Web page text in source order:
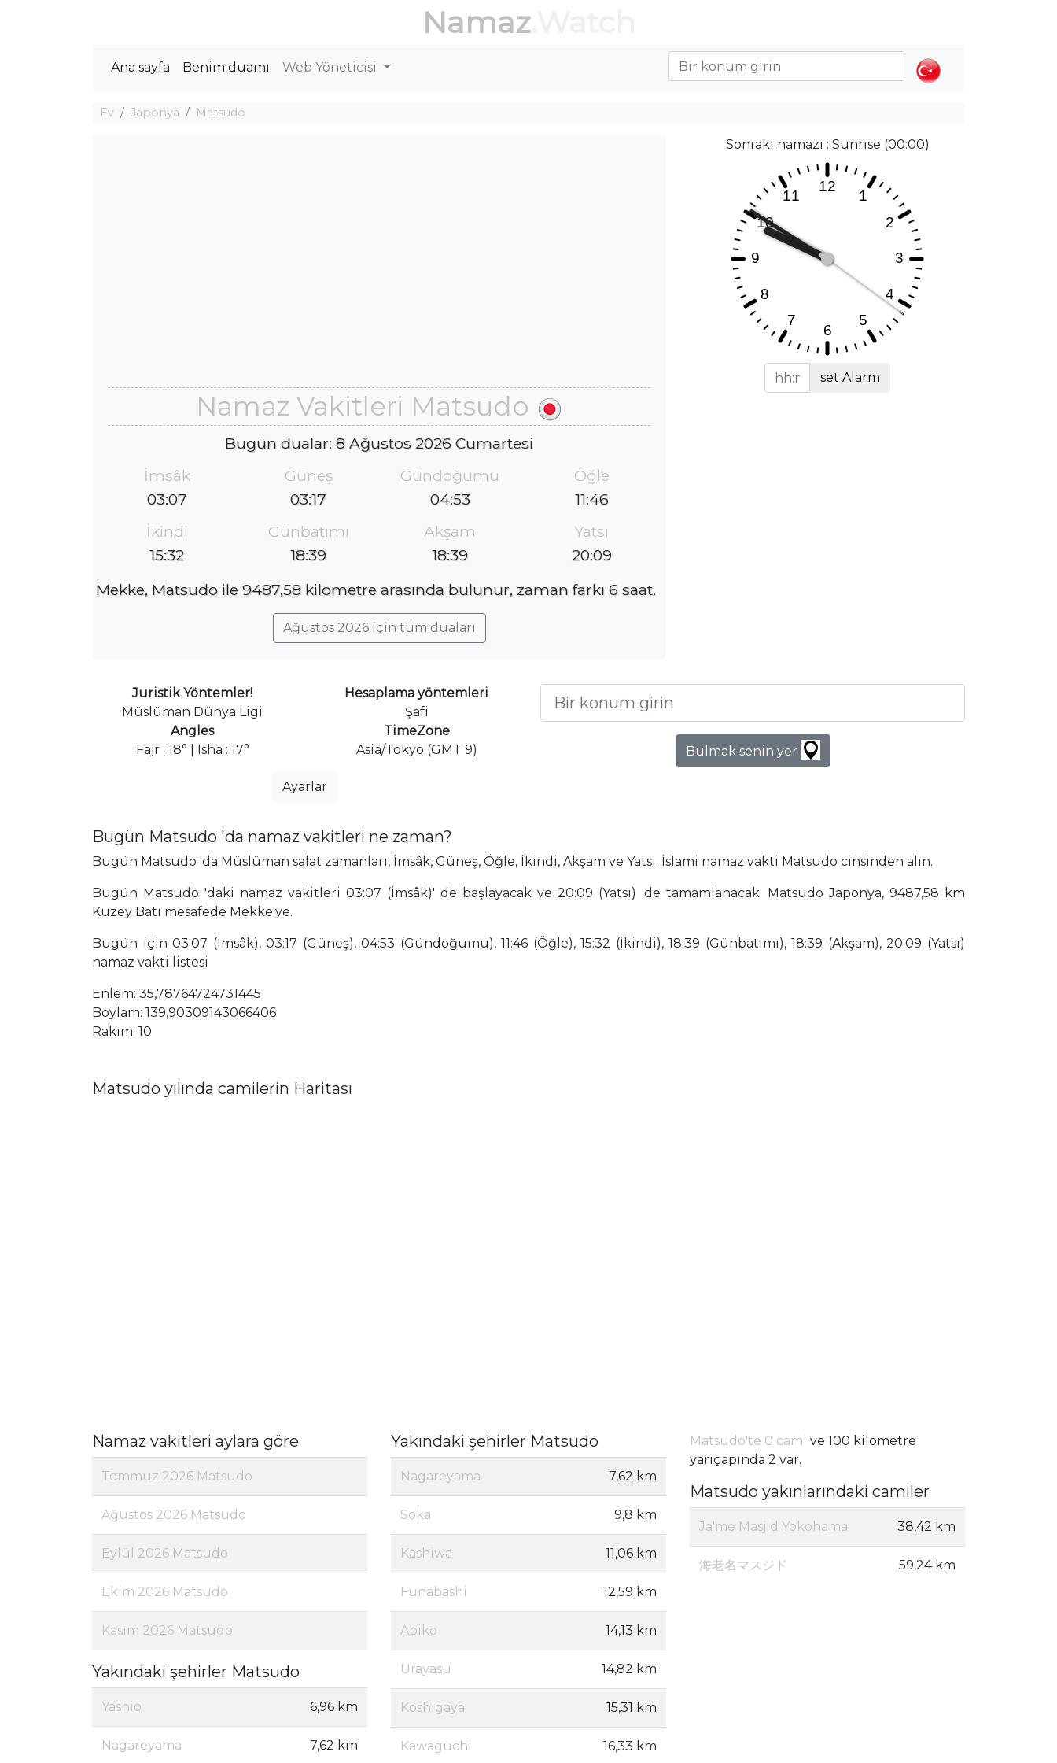
Namaz.Watch
Ana sayfa Benim duamı Web Yöneticisi
Ev Japonya Matsudo
Namaz Vakitleri Matsudo
Bugün dualar: 8 Ağustos 2026 Cumartesi
İmsâk
03:07
Güneş
03:17
Gündoğumu
04:53
Öğle
11:46
İkindi
15:32
Günbatımı
18:39
Akşam
18:39
Yatsı
20:09
Mekke, Matsudo ile 9487,58 kilometre arasında bulunur, zaman farkı 6 saat.
Ağustos 2026 için tüm duaları
Sonraki namazı : Sunrise (00:00)
set Alarm
Juristik Yöntemler!
Müslüman Dünya Ligi
Hesaplama yöntemleri
Şafi
Angles
Fajr : 18° | Isha : 17°
TimeZone
Asia/Tokyo (GMT 9)
Ayarlar
Bulmak senin yer
Bugün Matsudo 'da namaz vakitleri ne zaman?
Bugün Matsudo 'da Müslüman salat zamanları, İmsâk, Güneş, Öğle, İkindi, Akşam ve Yatsı. İslami namaz vakti Matsudo cinsinden alın.
Bugün Matsudo 'daki namaz vakitleri 03:07 (İmsâk)' de başlayacak ve 20:09 (Yatsı) 'de tamamlanacak. Matsudo Japonya, 9487,58 km
Kuzey Batı mesafede Mekke'ye.
Bugün için 03:07 (İmsâk), 03:17 (Güneş), 04:53 (Gündoğumu), 11:46 (Öğle), 15:32 (İkindi), 18:39 (Günbatımı), 18:39 (Akşam), 20:09 (Yatsı)
namaz vakti listesi
Enlem: 35,78764724731445
Boylam: 139,90309143066406
Rakım: 10
Matsudo yılında camilerin Haritası
Namaz vakitleri aylara göre
Temmuz 2026 Matsudo
Ağustos 2026 Matsudo
Eylül 2026 Matsudo
Ekim 2026 Matsudo
Kasım 2026 Matsudo
Yakındaki şehirler Matsudo
Yashio 6,96 km
Nagareyama 7,62 km
Yakındaki şehirler Matsudo
Nagareyama 7,62 km
Soka 9,8 km
Kashiwa 11,06 km
Funabashi 12,59 km
Abiko 14,13 km
Urayasu 14,82 km
Koshigaya 15,31 km
Kawaguchi 16,33 km
Matsudo'te 0 cami ve 100 kilometre
yarıçapında 2 var.
Matsudo yakınlarındaki camiler
Ja'me Masjid Yokohama 38,42 km
海老名マスジド 59,24 km